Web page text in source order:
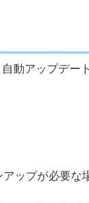
動アップデ
ップが必要な